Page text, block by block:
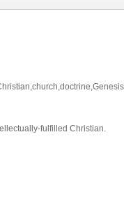
fulfilled Christian.